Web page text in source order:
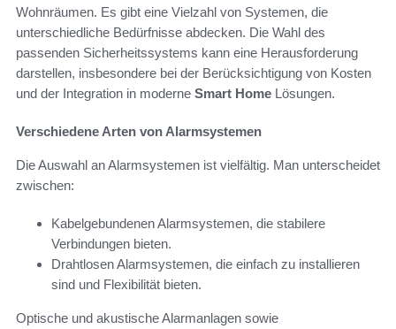
Wohnräumen. Es gibt eine Vielzahl von Systemen, die
unterschiedliche Bedürfnisse abdecken. Die Wahl des
passenden Sicherheitssystems kann eine Herausforderung
darstellen, insbesondere bei der Berücksichtigung von Kosten
und der Integration in moderne Smart Home Lösungen.
Verschiedene Arten von Alarmsystemen
Die Auswahl an Alarmsystemen ist vielfältig. Man unterscheidet
zwischen:
Kabelgebundenen Alarmsystemen, die stabilere
Verbindungen bieten.
Drahtlosen Alarmsystemen, die einfach zu installieren
sind und Flexibilität bieten.
Optische und akustische Alarmanlagen sowie